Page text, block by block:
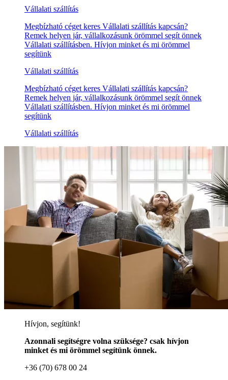
Vállalati szállítás
Megbízható céget keres Vállalati szállítás kapcsán?
Remek helyen jár, vállalkozásunk örömmel segít önnek
Vállalati szállításben. Hívjon minket és mi örömmel
segítünk
Vállalati szállítás
Megbízható céget keres Vállalati szállítás kapcsán?
Remek helyen jár, vállalkozásunk örömmel segít önnek
Vállalati szállításben. Hívjon minket és mi örömmel
segítünk
Vállalati szállítás
Hívjon, segítünk!
Azonnali segítségre volna szüksége? csak hívjon
minket és mi örömmel segítünk önnek.
+36 (70) 678 00 24